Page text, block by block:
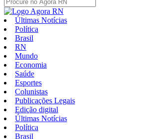
Últimas Notícias
Política
Brasil
RN
Mundo
Economia
Saúde
Esportes
Colunistas
Publicações Legais
Edição digital
Últimas Notícias
Política
Brasil